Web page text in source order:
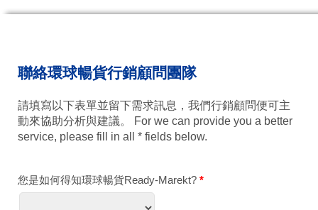
聯絡環球暢貨行銷顧問團隊
請填寫以下表單並留下需求訊息，我們行銷顧問便可主
動來協助分析與建議。 For we can provide you a better
service, please fill in all * fields below.
您是如何得知環球暢貨Ready-Marekt? *